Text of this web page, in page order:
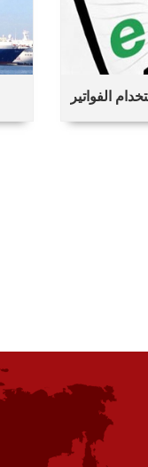
الفواتير
فيروس الاكليل؟ ما هي